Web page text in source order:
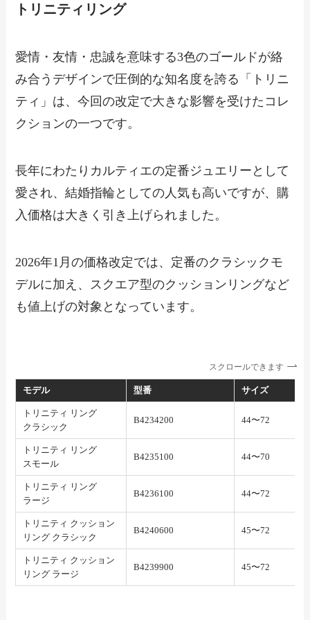
トリニティリング
愛情・友情・忠誠を意味する3色のゴールドが絡
み合うデザインで圧倒的な知名度を誇る「トリニ
ティ」は、今回の改定で大きな影響を受けたコレ
クションの一つです。
長年にわたりカルティエの定番ジュエリーとして
愛され、結婚指輪としての人気も高いですが、購
入価格は大きく引き上げられました。
2026年1月の価格改定では、定番のクラシックモ
デルに加え、スクエア型のクッションリングなど
も値上げの対象となっています。
スクロールできます
モデル 型番 サイズ
トリニティ リング
クラシック
B4234200 44〜72
トリニティ リング
スモール
B4235100 44〜70
トリニティ リング
ラージ
B4236100 44〜72
トリニティ クッション
リング クラシック
B4240600 45〜72
トリニティ クッション
リング ラージ
B4239900 45〜72